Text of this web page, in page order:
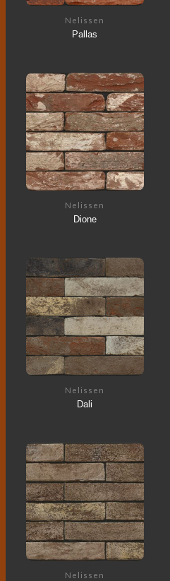
Nelissen
Pallas
Nelissen
Dione
Nelissen
Dali
Nelissen